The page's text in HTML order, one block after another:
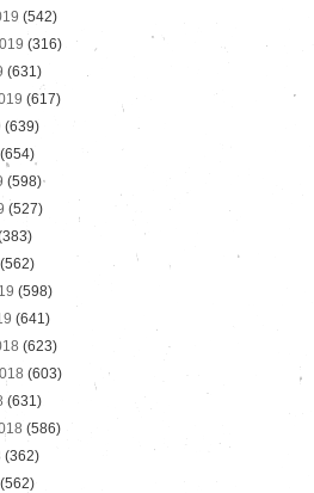
(542)
(316)
(631)
(617)
(639)
(654)
(598)
(527)
(562)
(598)
(641)
(623)
(603)
(631)
(586)
(362)
(562)